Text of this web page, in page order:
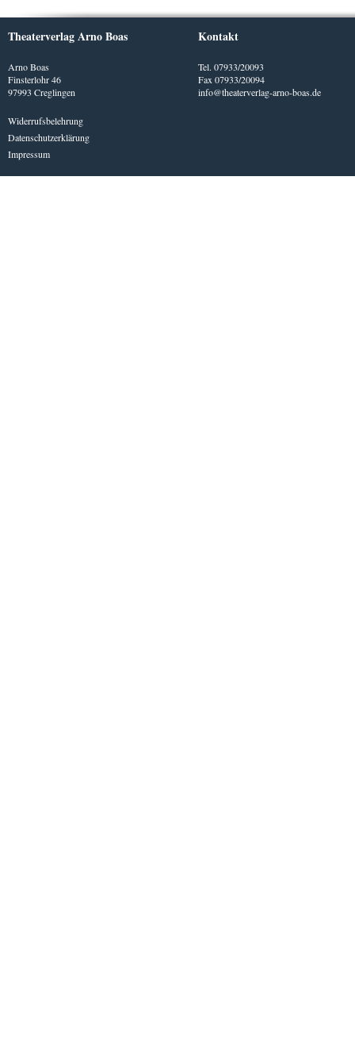
Theaterverlag Arno Boas
Arno Boas
Finsterlohr 46
97993 Creglingen
Widerrufsbelehrung
Datenschutzerklärung
Impressum
Kontakt
Tel. 07933/20093
Fax 07933/20094
info@theaterverlag-arno-boas.de